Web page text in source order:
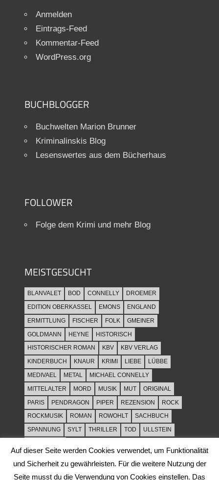
Anmelden
Eintrags-Feed
Kommentar-Feed
WordPress.org
BUCHBLOGGER
Buchwelten Marion Brunner
Kriminalinskis Blog
Lesenswertes aus dem Bücherhaus
FOLLOWER
Folge dem Krimi und mehr Blog
MEISTGESUCHT
BLANVALET BOD CONNELLY
DROEMER
EDITION OBERKASSEL
EMONS
ENGLAND
ERMITTLUNG
FISCHER FOLK
GMEINER
GOLDMANN
HEYNE
HISTORISCH
HISTORISCHER ROMAN
KBV
KBV VERLAG
KINDERBUCH
KNAUR KRIMI LIEBE
LÜBBE
MEDIVAEL
METAL
MICHAEL CONNELLY
MITTELALTER
MORD MUSIK MUT
ORIGINAL
PARIS
PENDRAGON PIPER REZENSION
ROCK
ROCKMUSIK
ROMAN ROWOHLT
SACHBUCH
SPANNUNG
SYLT THRILLER TOD
ULLSTEIN
Auf dieser Seite werden Cookies verwendet, um Funktionalität
und Sicherheit zu gewährleisten. Für die weitere Nutzung der
Seite musst du die Verwendung von Cookies einstellen. Das